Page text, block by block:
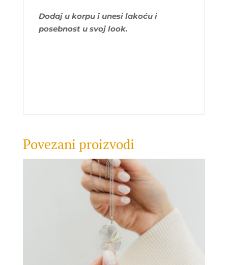
Dodaj u korpu i unesi lakoću i
posebnost u svoj look.
Povezani proizvodi